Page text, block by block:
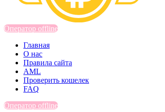
Оператор offline
Главная
О нас
Правила сайта
AML
Проверить кошелек
FAQ
Оператор offline